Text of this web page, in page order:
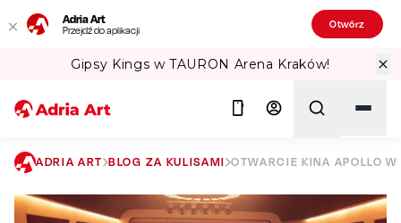
Adria Art
Przejdź do aplikacji Otwórz
Gipsy Kings w TAURON Arena Kraków!
Szukaj
ADRIA ART BLOG ZA KULISAMI OTWARCIE KINA APOLLO